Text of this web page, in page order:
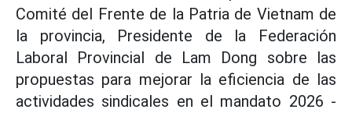
Comité del Frente de la Patria de Vietnam de
la provincia, Presidente de la Federación
Laboral Provincial de Lam Dong sobre las
propuestas para mejorar la eficiencia de las
actividades sindicales en el mandato 2026 -